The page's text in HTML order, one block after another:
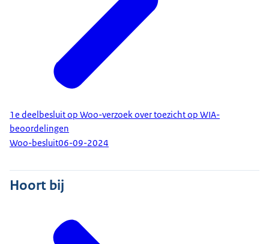
1e deelbesluit op Woo-verzoek over toezicht op WIA-
beoordelingen
Woo-besluit06-09-2024
Hoort bij